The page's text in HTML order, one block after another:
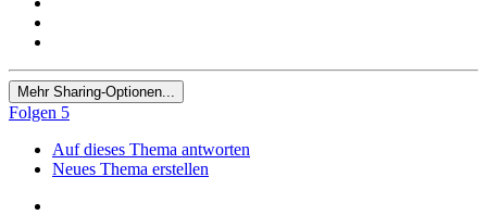
Mehr Sharing-Optionen...
Folgen 5
Auf dieses Thema antworten
Neues Thema erstellen